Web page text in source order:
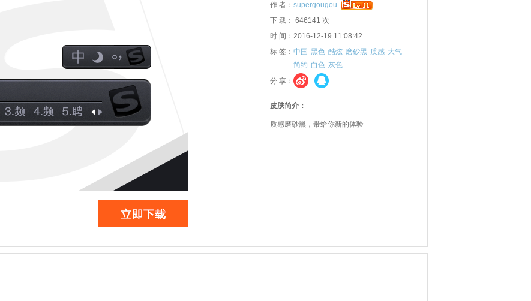
作 者： supergougou
下 载： 646141 次
时 间：2016-12-19 11:08:42
标 签： 中国 黑色 酷炫 磨砂黑 质感 大气
简约 白色 灰色
分 享：
皮肤简介：
质感磨砂黑，带给你新的体验